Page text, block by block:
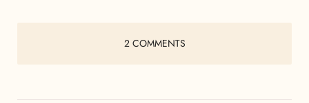
2 COMMENTS